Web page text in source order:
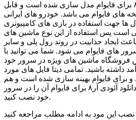
این مود آئودی آر۸ برای فایوام مدل سازی شده است و قابل
های فایوام می باشد. خودرو های ایرانی
ها جهت استفاده در بازی های کامپیوتری
است پس استفاده از این نوع ماشین های
ایجاد جذابیت در روند رول پلی و سایر
های فایوام می شود. شما می توانید با
فروشگاه ماشین های ویژه در سرور خود
داشته باشید. تمامی دیتا فایل های مورد
و برای فایوام بهینه سازی شده است و هم
اکنون شما می توانید با دانلود آئودی آر۸ برای فایوام آن را در سرور
خود نصب کنید.